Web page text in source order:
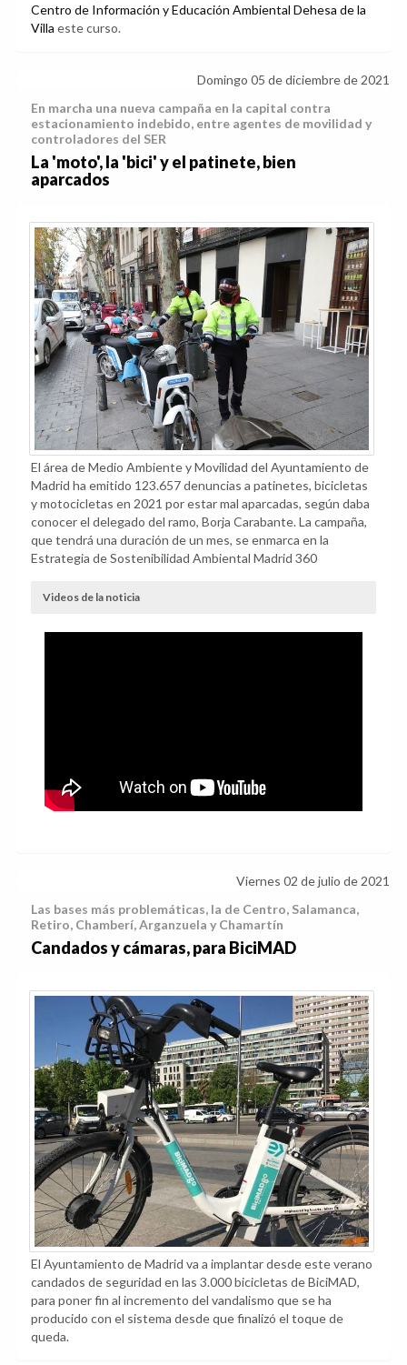
Centro de Información y Educación Ambiental Dehesa de la
Villa este curso.
Domingo 05 de diciembre de 2021
En marcha una nueva campaña en la capital contra
estacionamiento indebido, entre agentes de movilidad y
controladores del SER
La 'moto', la 'bici' y el patinete, bien
aparcados
El área de Medio Ambiente y Movilidad del Ayuntamiento de
Madrid ha emitido 123.657 denuncias a patinetes, bicicletas
y motocicletas en 2021 por estar mal aparcadas, según daba
conocer el delegado del ramo, Borja Carabante. La campaña,
que tendrá una duración de un mes, se enmarca en la
Estrategia de Sostenibilidad Ambiental Madrid 360
Videos de la noticia
Viernes 02 de julio de 2021
Las bases más problemáticas, la de Centro, Salamanca,
Retiro, Chamberí, Arganzuela y Chamartín
Candados y cámaras, para BiciMAD
El Ayuntamiento de Madrid va a implantar desde este verano
candados de seguridad en las 3.000 bicicletas de BiciMAD,
para poner fin al incremento del vandalismo que se ha
producido con el sistema desde que finalizó el toque de
queda.